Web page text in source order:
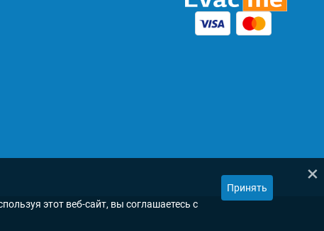
×
этот веб-сайт, вы соглашаетесь с
Принять